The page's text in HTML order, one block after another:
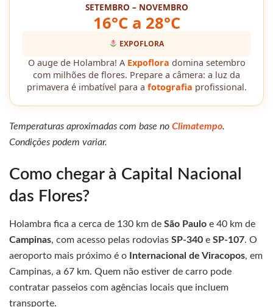
SETEMBRO – NOVEMBRO
16°C a 28°C
EXPOFLORA
O auge de Holambra! A Expoflora domina setembro
com milhões de flores. Prepare a câmera: a luz da
primavera é imbatível para a fotografia profissional.
Temperaturas aproximadas com base no Climatempo.
Condições podem variar.
Como chegar à Capital Nacional
das Flores?
Holambra fica a cerca de 130 km de São Paulo e 40 km de
Campinas, com acesso pelas rodovias SP-340 e SP-107. O
aeroporto mais próximo é o
Internacional de Viracopos, em
Campinas, a 67 km. Quem não estiver de carro pode
contratar passeios com agências locais que incluem
transporte.